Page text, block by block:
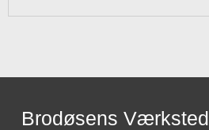
Brodøsens Værksted